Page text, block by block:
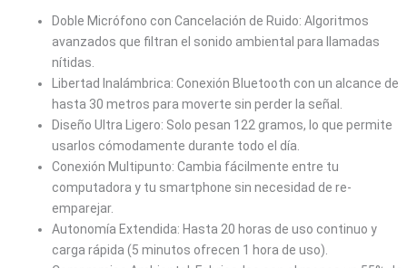
Doble Micrófono con Cancelación de Ruido: Algoritmos
avanzados que filtran el sonido ambiental para llamadas
nítidas.
Libertad Inalámbrica: Conexión Bluetooth con un alcance de
hasta 30 metros para moverte sin perder la señal.
Diseño Ultra Ligero: Solo pesan 122 gramos, lo que permite
usarlos cómodamente durante todo el día.
Conexión Multipunto: Cambia fácilmente entre tu
computadora y tu smartphone sin necesidad de re-
emparejar.
Autonomía Extendida: Hasta 20 horas de uso continuo y
carga rápida (5 minutos ofrecen 1 hora de uso).